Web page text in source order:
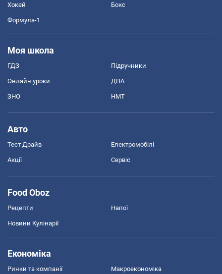
Хокей Бокс
Формула-1
Моя школа
ГДЗ Підручники
Онлайн уроки ДПА
ЗНО НМТ
Авто
Тест Драйв Електромобілі
Акції Сервіс
Food Oboz
Рецепти Напої
Новини Кулінарії
Економіка
Ринки та компанії Макроекономіка